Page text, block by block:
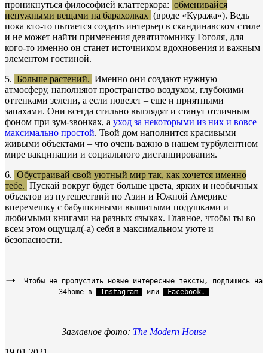
проникнуться философией клаттеркора: обменивайся
ненужными вещами на барахолках (вроде «Куража»). Ведь
пока кто-то пытается создать интерьер в скандинавском стиле
и не может найти применения девятитомнику Гоголя, для
кого-то именно он станет источником вдохновения и важным
элементом гостиной.
5. Больше растений. Именно они создают нужную
атмосферу, наполняют пространство воздухом, глубокими
оттенками зелени, а если повезет – еще и приятными
запахами. Они всегда стильно выглядят и станут отличным
фоном при зум-звонках, а уход за некоторыми из них и вовсе
максимально простой. Твой дом наполнится красивыми
живыми объектами – что очень важно в нашем турбулентном
мире вакцинации и социального дистанцирования.
6. Обустраивай свой уютный мир так, как хочется именно
тебе. Пускай вокруг будет больше цвета, ярких и необычных
объектов из путешествий по Азии и Южной Америке
вперемешку с бабушкиными вышитыми подушками и
любимыми книгами на разных языках. Главное, чтобы ты во
всем этом ощущал(-а) себя в максимальном уюте и
безопасности.
Чтобы не пропустить новые интересные тексты, подпишись на
34home в
Instagram или Facebook.
Заглавное фото: The Modern House